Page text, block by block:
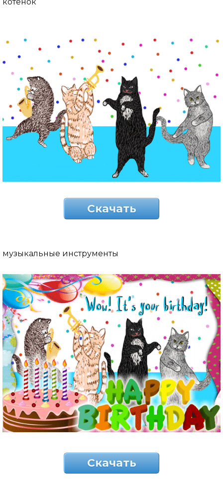
Скачать
музыкальные инструменты
Скачать